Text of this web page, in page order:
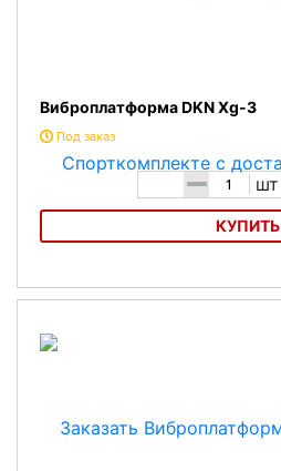
Виброплатформа DKN Xg-3
Под заказ
- шт
КУПИТЬ
Виброплатформа DKN Xg-3